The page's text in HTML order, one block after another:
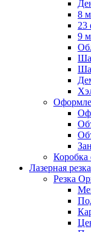
8
23
9
Коробка
Лазерная резка
Резка